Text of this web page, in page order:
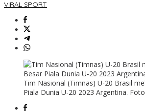
VIRAL SPORT
Tim Nasional (Timnas) U-20 Brasil
Piala Dunia U-20 2023 Argentina.